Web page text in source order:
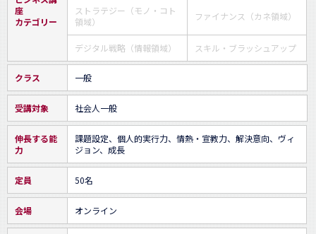
座
カテゴリー
ストラテジー（モノ・コト
領域）
ファイナンス（カネ領域）
デジタル戦略（情報領域） スキル・ブラッシュアップ
クラス 一般
受講対象 社会人一般
伸長する能
力
課題設定、個人的実行力、情熱・宣教力、解決意向、ヴィ
ジョン、成長
定員 50名
会場 オンライン